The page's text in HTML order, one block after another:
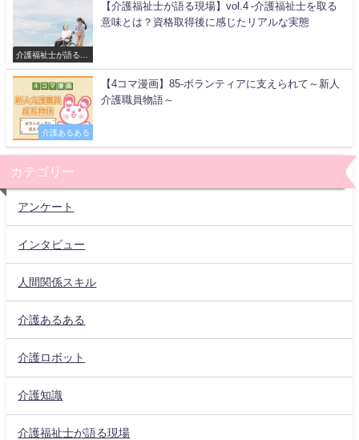
介護福祉士が語る現
場
【介護福祉士が語る現場】vol.4 -介護福祉士を取る
意味とは？資格取得後に感じたリアルな実態
介護あるある
【4コマ漫画】85-ボランティアに支えられて～新人
介護職員物語～
カテゴリー
アンケート
インタビュー
人間関係スキル
介護あるある
介護ロボット
介護知識
介護福祉士が語る現場